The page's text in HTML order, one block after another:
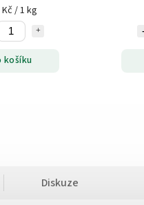
Kč / 1 kg
košíku
Diskuze